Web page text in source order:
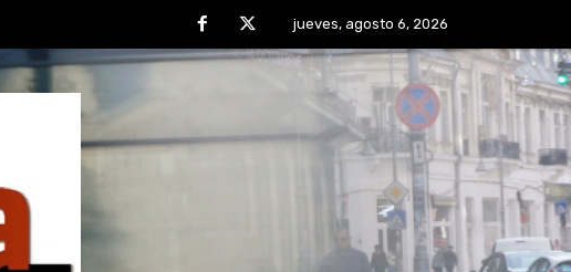
jueves, agosto 6, 2026